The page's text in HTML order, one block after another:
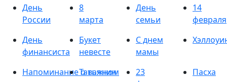
День
России
8
марта
День
семьи
14
февраля
День
финансиста
Букет
невесте
С днем
мамы
Напоминание о важном
Татьянин
23
Пасха